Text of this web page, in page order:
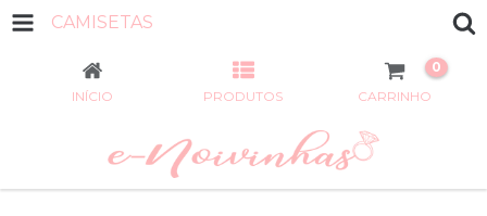
CAMISETAS
INÍCIO PRODUTOS CARRINHO
0